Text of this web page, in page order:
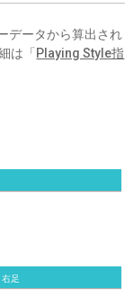
データから算出され
は「 Playing Style指
右足